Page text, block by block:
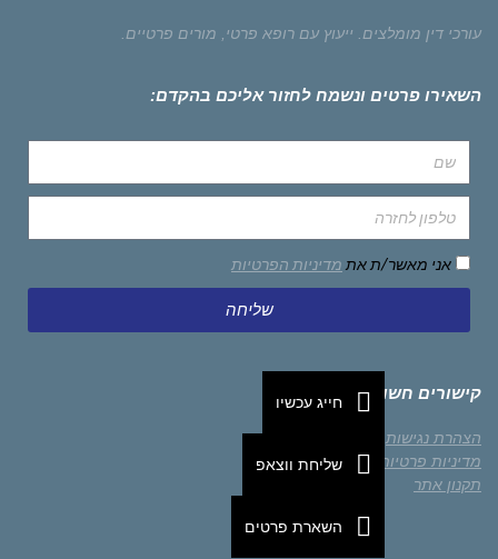
עורכי דין מומלצים. ייעוץ עם רופא פרטי, מורים פרטיים.
השאירו פרטים ונשמח לחזור אליכם בהקדם:
אני מאשר/ת את מדיניות הפרטיות
שליחה
קישורים חשובים
הצהרת נגישות
מדיניות פרטיות
תקנון אתר
חייג עכשיו
שליחת ווצאפ
השארת פרטים